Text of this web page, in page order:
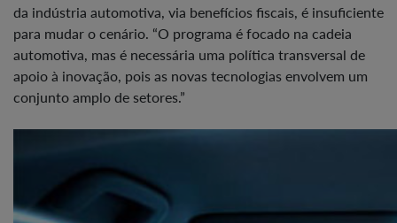
da indústria automotiva, via benefícios fiscais, é insuficiente
para mudar o cenário. “O programa é focado na cadeia
automotiva, mas é necessária uma política transversal de
apoio à inovação, pois as novas tecnologias envolvem um
conjunto amplo de setores.”